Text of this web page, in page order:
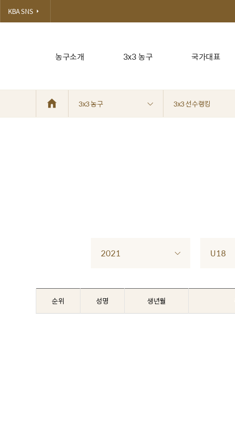
농구소개 3x3 농구 국가대표
KBA SNS
3x3 농구 3x3 선수랭킹
2021 U18
순위 성명 생년월